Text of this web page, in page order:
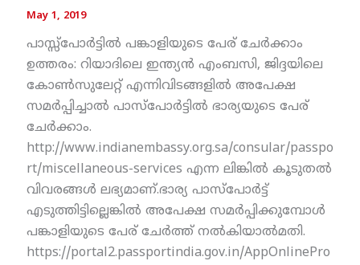
May 1, 2019
പാസ്സ്‌പോര്‍ട്ടില്‍ പങ്കാളിയുടെ പേര് ചേര്‍ക്കാം
ഉത്തരം: റിയാദിലെ ഇന്ത്യന്‍ എംബസി, ജിദ്ദയിലെ
കോണ്‍സുലേറ്റ് എന്നിവിടങ്ങളില്‍ അപേക്ഷ
സമര്‍പ്പിച്ചാല്‍ പാസ്‌പോര്‍ട്ടില്‍ ഭാര്യയുടെ പേര്
ചേര്‍ക്കാം.
http://www.indianembassy.org.sa/consular/passpo
rt/miscellaneous-services എന്ന ലിങ്കില്‍ കൂടുതല്‍
വിവരങ്ങള്‍ ലഭ്യമാണ്.ഭാര്യ പാസ്‌പോര്‍ട്ട്
എടുത്തിട്ടില്ലെങ്കില്‍ അപേക്ഷ സമര്‍പ്പിക്കുമ്പോള്‍
പങ്കാളിയുടെ പേര് ചേര്‍ത്ത് നല്‍കിയാല്‍മതി.
https://portal2.passportindia.gov.in/AppOnlinePro